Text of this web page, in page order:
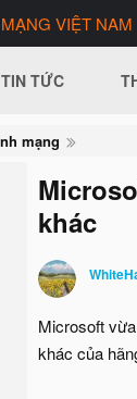
VIỆT NAM
TIN TỨC
mạng
khác
Microsoft
khác của